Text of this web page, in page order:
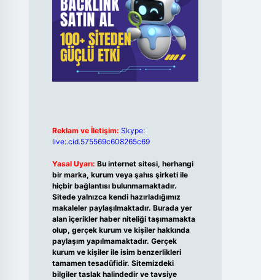
Reklam ve İletişim: Skype:
live:.cid.575569c608265c69
Yasal Uyarı: Bu internet sitesi, herhangi
bir marka, kurum veya şahıs şirketi ile
hiçbir bağlantısı bulunmamaktadır.
Sitede yalnızca kendi hazırladığımız
makaleler paylaşılmaktadır. Burada yer
alan içerikler haber niteliği taşımamakta
olup, gerçek kurum ve kişiler hakkında
paylaşım yapılmamaktadır. Gerçek
kurum ve kişiler ile isim benzerlikleri
tamamen tesadüfidir. Sitemizdeki
bilgiler taslak halindedir ve tavsiye